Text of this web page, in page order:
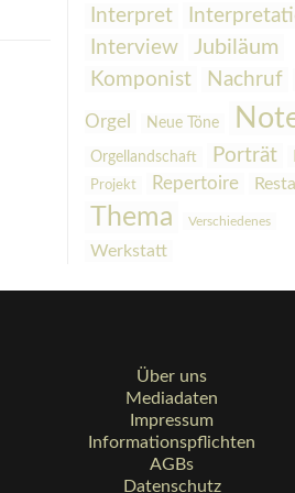
Interpret
Interview
Jubiläum
Komponist
Nachruf
Orgel Neue Töne
Orgellandschaft Porträt
Projekt Repertoire
Thema Verschiedenes
Werkstatt
Über uns
Mediadaten
Impressum
Informationspflichten
AGBs
Datenschutz